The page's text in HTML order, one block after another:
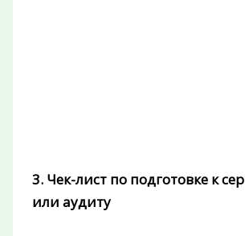
3. Чек-лист по подготовке к
или аудиту